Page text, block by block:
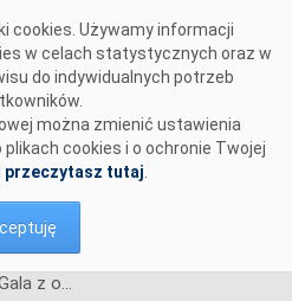
cookies. Używamy informacji
w celach statystycznych oraz w
do indywidualnych potrzeb
można zmienić ustawienia
cookies i o ochronie Twojej
przeczytasz tutaj
Gala z okazji 20-lecia PSE. Pracownicy PSE z odznaczeniami i nagrodami